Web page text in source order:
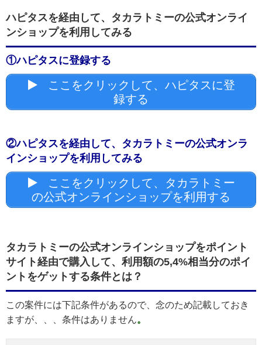
ハピタスを経由して、タカラトミーの公式オンライ
ンショップを利用してみる
①ハピタスに登録する
ここをクリックして、ハピタスに登
録する
②ハピタスを経由して、タカラトミーの公式オンラ
インショップを利用してみる
ここをクリックして、タカラトミー
の公式オンラインショップを利用する
タカラトミーの公式オンラインショップをポイント
サイト経由で購入して、利用額の5,4%相当分のポイ
ントをゲットする条件とは？
この案件には下記条件があるので、念のため記載しておき
ますが、、、条件はありません。